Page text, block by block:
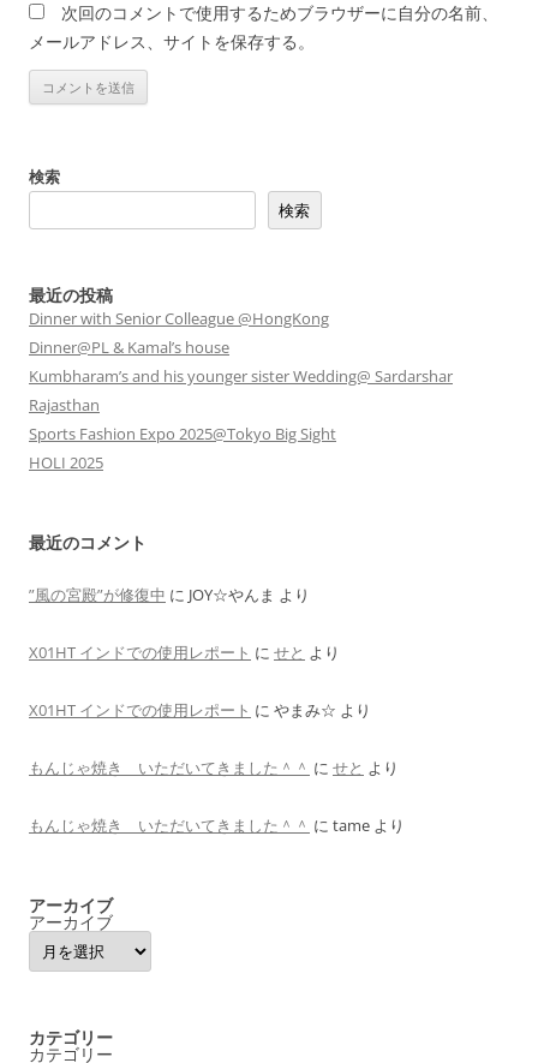
次回のコメントで使用するためブラウザーに自分の名前、
メールアドレス、サイトを保存する。
検索
検索
最近の投稿
Dinner with Senior Colleague @HongKong
Dinner@PL & Kamal’s house
Kumbharam’s and his younger sister Wedding@ Sardarshar
Rajasthan
Sports Fashion Expo 2025@Tokyo Big Sight
HOLI 2025
最近のコメント
”風の宮殿”が修復中 に JOY☆やんま より
X01HT インドでの使用レポート に せと より
X01HT インドでの使用レポート に やまみ☆ より
もんじゃ焼き いただいてきました＾＾ に せと より
もんじゃ焼き いただいてきました＾＾ に tame より
アーカイブ
アーカイブ
カテゴリー
カテゴリー